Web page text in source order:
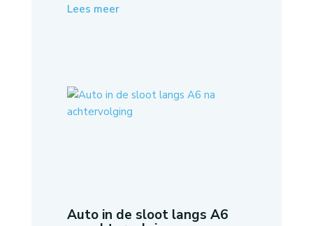
Lees meer
Auto in de sloot langs A6